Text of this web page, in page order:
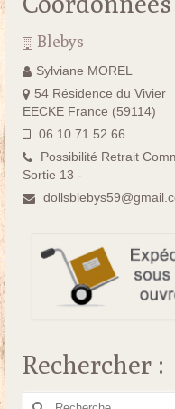
Blebys
Sylviane MOREL
54 Résidence du Vivier
EECKE France (59114)
06.10.71.52.66
Possibilité Retrait
Sortie 13 -
Rechercher :
Rechercher